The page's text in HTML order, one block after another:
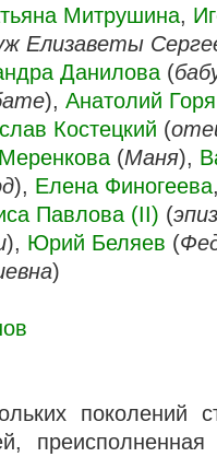
Митрушина,
Елизаветы
Данилова (
), Анатолий
Костецкий (
(Маня),
), Елена Финогеева
Павлова (II) (
), Юрий Беляев (
)
поколений
преисполненная